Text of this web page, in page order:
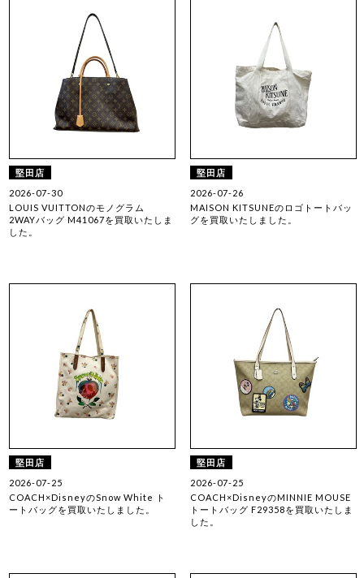
堅田店
2026-07-30
LOUIS VUITTONのモノグラム
2WAYバッグ M41067を買取いたしま
した。
堅田店
2026-07-26
MAISON KITSUNEのロゴトートバッ
グを買取いたしました。
堅田店
2026-07-25
COACH×DisneyのSnow White ト
ートバッグを買取いたしました。
堅田店
2026-07-25
COACH×DisneyのMINNIE MOUSE
トートバッグ F29358を買取いたしま
した。